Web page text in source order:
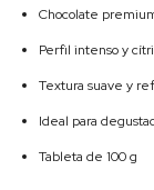
Chocolate
Perfil intenso y
Textura suave y
Ideal para
Tableta de 100 g